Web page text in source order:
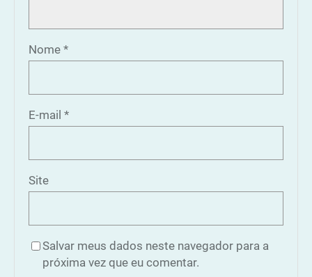
Nome *
E-mail *
Site
Salvar meus dados neste navegador para a
próxima vez que eu comentar.